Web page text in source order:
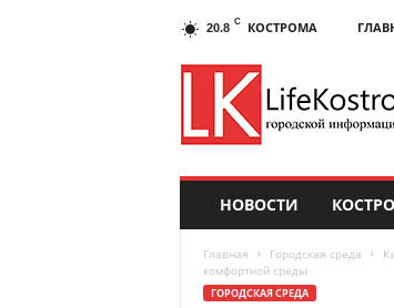
20.8 C КОСТРОМА
НОВОСТИ
Главная Городская среда
комфортной среды
ГОРОДСКАЯ СРЕДА